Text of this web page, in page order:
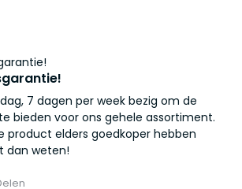
7 dagen per week bezig om de
bieden voor ons gehele assortiment.
product elders goedkoper hebben
dan weten!